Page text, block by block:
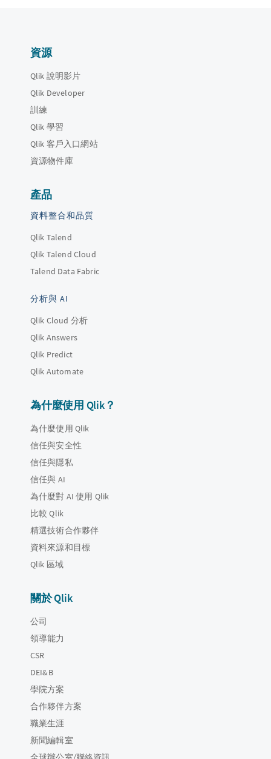
資源
Qlik 說明影片
Qlik Developer
訓練
Qlik 學習
Qlik 客戶入口網站
資源物件庫
產品
資料整合和品質
Qlik Talend
Qlik Talend Cloud
Talend Data Fabric
分析與 AI
Qlik Cloud 分析
Qlik Answers
Qlik Predict
Qlik Automate
為什麼使用 Qlik？
為什麼使用 Qlik
信任與安全性
信任與隱私
信任與 AI
為什麼對 AI 使用 Qlik
比較 Qlik
精選技術合作夥伴
資料來源和目標
Qlik 區域
關於 Qlik
公司
領導能力
CSR
DEI&B
學院方案
合作夥伴方案
職業生涯
新聞編輯室